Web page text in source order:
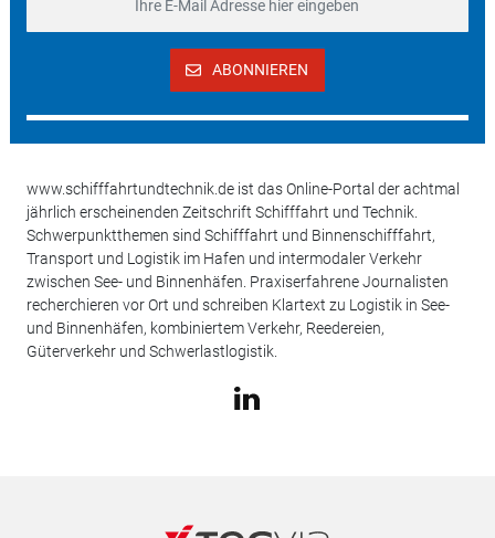
ABONNIEREN
www.schifffahrtundtechnik.de ist das Online-Portal der achtmal
jährlich erscheinenden Zeitschrift Schifffahrt und Technik.
Schwerpunktthemen sind Schifffahrt und Binnenschifffahrt,
Transport und Logistik im Hafen und intermodaler Verkehr
zwischen See- und Binnenhäfen. Praxiserfahrene Journalisten
recherchieren vor Ort und schreiben Klartext zu Logistik in See-
und Binnenhäfen, kombiniertem Verkehr, Reedereien,
Güterverkehr und Schwerlastlogistik.